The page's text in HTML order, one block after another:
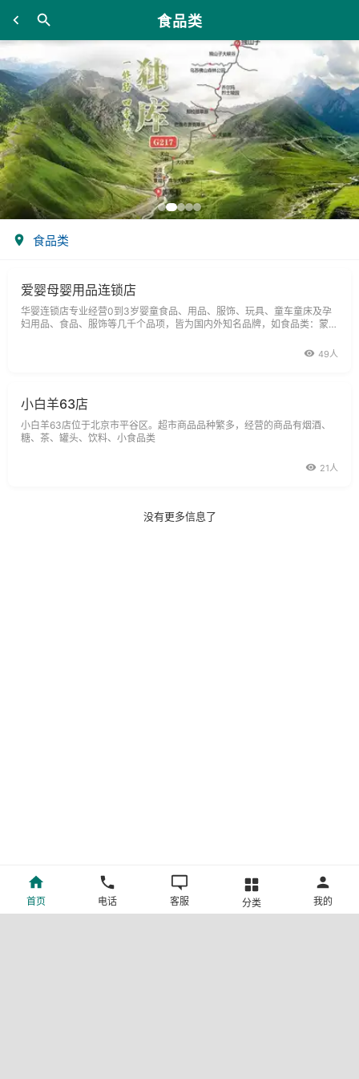
食品类
食品类
爱婴母婴用品连锁店
华婴连锁店专业经营0到3岁婴童食品、用品、服饰、玩具、童车童床及孕
妇用品、食品、服饰等几千个品项，皆为国内外知名品牌，如食品类：蒙
巢、美可高特羊奶、贝因美、雅培、伊利、合生元、金箍棒、核桃胶囊、肉
49人
小白羊63店
小白羊63店位于北京市平谷区。超市商品品种繁多，经营的商品有烟酒、
糖、茶、罐头、饮料、小食品类
21人
没有更多信息了
首页 电话 客服 分类 我的